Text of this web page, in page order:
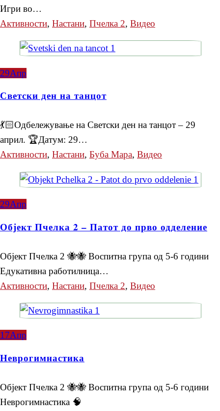
Игри во…
Активности, Настани, Пчелка 2, Видео
29Апр
Светски ден на танцот
💃🏻Одбележување на Светски ден на танцот – 29
април. 🏆Датум: 29…
Активности, Настани, Буба Мара, Видео
29Апр
Објект Пчелка 2 – Патот до прво одделение
Објект Пчелка 2 🐝🐝 Воспитна група од 5-6 години
Едукативна работилница…
Активности, Настани, Пчелка 2, Видео
17Апр
Неврогимнастика
Објект Пчелка 2 🐝🐝 Воспитна група од 5-6 години
Неврогимнастика 🧠